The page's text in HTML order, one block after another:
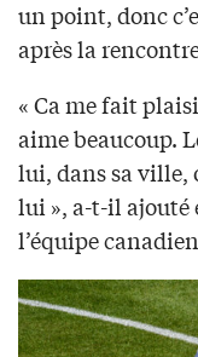
un point, donc
après la
« Ca me fait
aime beaucoup.
lui, dans sa ville,
lui », a-t-il ajouté
l’équipe